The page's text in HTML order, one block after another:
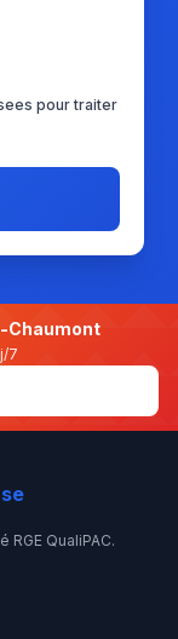
pour traiter
Chaumont
7
RGE QualiPAC.